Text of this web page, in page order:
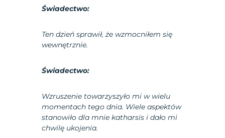
Świadectwo:
Ten dzień sprawił, że wzmocniłem się
wewnętrznie.
Świadectwo:
Wzruszenie towarzyszyło mi w wielu
momentach tego dnia. Wiele aspektów
stanowiło dla mnie katharsis i dało mi
chwilę ukojenia.